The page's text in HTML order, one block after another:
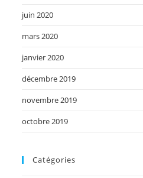
juin 2020
mars 2020
janvier 2020
décembre 2019
novembre 2019
octobre 2019
Catégories